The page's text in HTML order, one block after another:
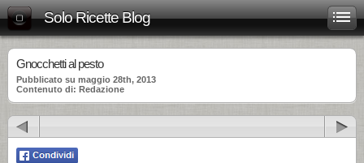
Solo Ricette Blog
Gnocchetti al pesto
Pubblicato su maggio 28th, 2013
Contenuto di: Redazione